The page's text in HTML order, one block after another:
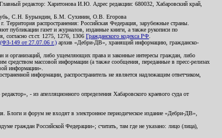
редактор: Харитонова И.Ю. Адрес редакции: 680032, Хабаровский край,
С.Н. Бурындин, Б.М. Сухинин, О.В. Егорова
распространения: Российская Федерация, зарубежные страны.
публикации газет и журналов, изданные книги, а также рукописи по
согласно ст.ст. 1275, 1276, 1306 Гражданского кодекса РФ
149 от 27.07.06 г.) архив «Дебри-ДВ», хранящий информацию, гражданско-
и организаций, либо ущемляющих права и законные интересы граждан, либо
массовой информации (а также сообщения, переданные в пресс-релизах
информации».
информации, распространитель не является надлежащим ответчиком,
- из апелляционного определения Хабаровского краевого суда от
Блоги и форум не входят в электронное периодическое издание «Дебри-ДВ»,
граждан Российской Федерации»; считать, там где не указано: лицо (лица),